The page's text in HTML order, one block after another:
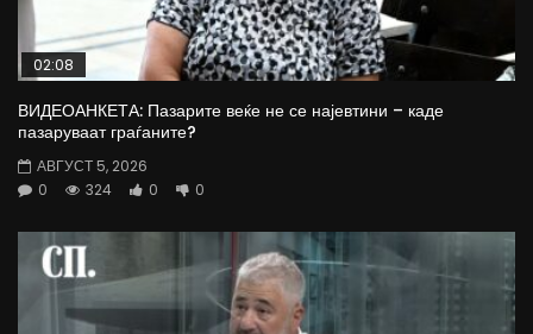
02:08
ВИДЕОАНКЕТА: Пазарите веќе не се најевтини – каде
пазаруваат граѓаните?
АВГУСТ 5, 2026
0
324 0 0